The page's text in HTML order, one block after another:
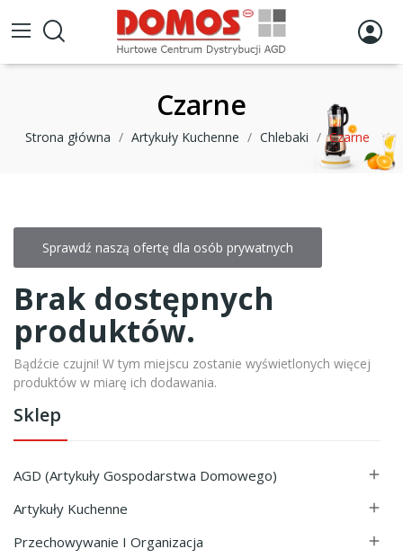
Czarne
Strona główna Artykuły Kuchenne Chlebaki Czarne
Sklep
AGD (Artykuły Gospodarstwa Domowego) 
Artykuły Kuchenne 
Przechowywanie I Organizacja 
Sprawdź naszą ofertę dla osób prywatnych
Brak dostępnych
produktów.
Bądźcie czujni! W tym miejscu zostanie wyświetlonych więcej
produktów w miarę ich dodawania.